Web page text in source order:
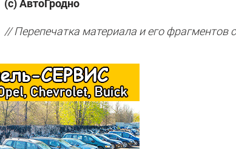
(с) АвтоГродно
// Перепечатка материала и его фрагментов